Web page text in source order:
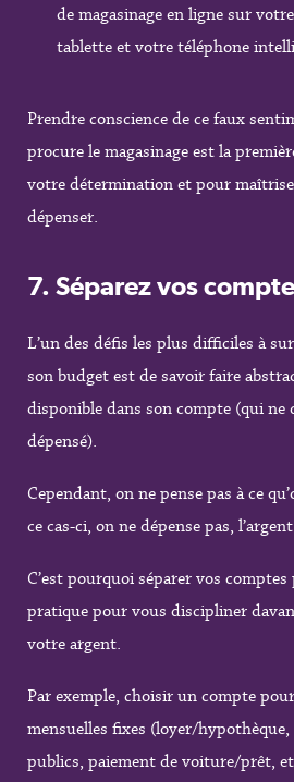
de magasinage en ligne sur
tablette et votre téléphone
Prendre conscience de ce faux
procure le magasinage est la
votre détermination et pour
dépenser.
7. Séparez vos
L’un des défis les plus difficiles à
son budget est de savoir faire
disponible dans son compte (qui ne
dépensé).
Cependant, on ne pense pas à ce
ce cas-ci, on ne dépense pas,
C’est pourquoi séparer vos
pratique pour vous discipliner
votre argent.
Par exemple, choisir un compte
mensuelles fixes (loyer/hypothèque,
publics, paiement de voiture/prêt,